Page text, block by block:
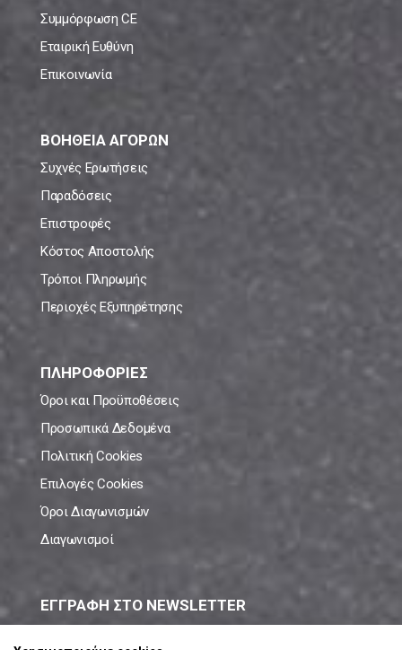
Συμμόρφωση CE
Εταιρική Ευθύνη
Επικοινωνία
ΒΟΗΘΕΙΑ ΑΓΟΡΩΝ
Συχνές Ερωτήσεις
Παραδόσεις
Επιστροφές
Κόστος Αποστολής
Τρόποι Πληρωμής
Περιοχές Εξυπηρέτησης
ΠΛΗΡΟΦΟΡΙΕΣ
Όροι και Προϋποθέσεις
Προσωπικά Δεδομένα
Πολιτική Cookies
Επιλογές Cookies
Όροι Διαγωνισμών
Διαγωνισμοί
ΕΓΓΡΑΦΗ ΣΤΟ NEWSLETTER